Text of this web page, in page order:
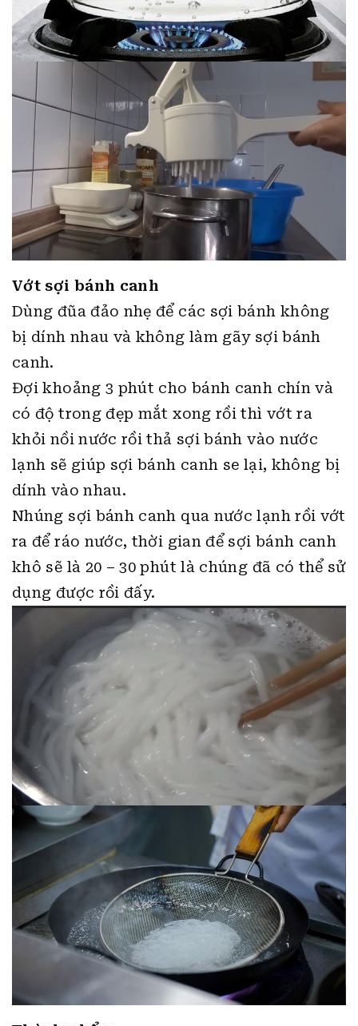
Vớt sợi bánh canh
Dùng đũa đảo nhẹ để các sợi bánh không
bị dính nhau và không làm gãy sợi bánh
canh.
Đợi khoảng 3 phút cho bánh canh chín và
có độ trong đẹp mắt xong rồi thì vớt ra
khỏi nồi nước rồi thả sợi bánh vào nước
lạnh sẽ giúp sợi bánh canh se lại, không bị
dính vào nhau.
Nhúng sợi bánh canh qua nước lạnh rồi vớt
ra để ráo nước, thời gian để sợi bánh canh
khô sẽ là 20 – 30 phút là chúng đã có thể sử
dụng được rồi đấy.
Thành phẩm
Sau những bước đơn giản trên chúng ta đã
có những sợi bánh canh bột lọc dai ngon
rồi nhé.